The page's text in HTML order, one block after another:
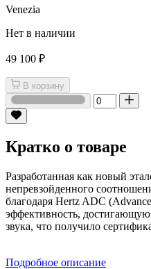
Venezia
Нет в наличии
49 100 ₽
В корзину
Кратко о товаре
Разработанная как новый
непревзойденного
благодаря Hertz ADC
эффективность,
звука, что получило
Подробное описание